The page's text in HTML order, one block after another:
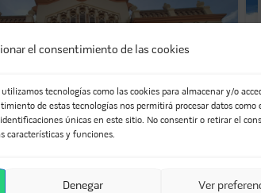
el consentimiento de las cookies
tecnologías como las cookies para almacenar y/o
de estas tecnologías nos permitirá procesar datos como
únicas en este sitio. No consentir o retirar el
características y funciones.
Denegar Ver
Mercado
Público de La Unión